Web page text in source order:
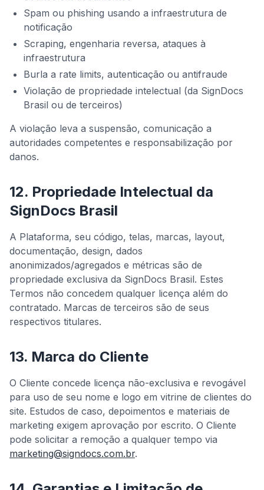
Spam ou phishing usando a infraestrutura de
notificação
Scraping, engenharia reversa, ataques à
infraestrutura
Burla a rate limits, autenticação ou antifraude
Violação de propriedade intelectual (da SignDocs
Brasil ou de terceiros)
A violação leva a suspensão, comunicação a
autoridades competentes e responsabilização por
danos.
12. Propriedade Intelectual da
SignDocs Brasil
A Plataforma, seu código, telas, marcas, layout,
documentação, design, dados
anonimizados/agregados e métricas são de
propriedade exclusiva da SignDocs Brasil. Estes
Termos não concedem qualquer licença além do
contratado. Marcas de terceiros são de seus
respectivos titulares.
13. Marca do Cliente
O Cliente concede licença não-exclusiva e revogável
para uso de seu nome e logo em vitrine de clientes do
site. Estudos de caso, depoimentos e materiais de
marketing exigem aprovação por escrito. O Cliente
pode solicitar a remoção a qualquer tempo via
marketing@signdocs.com.br.